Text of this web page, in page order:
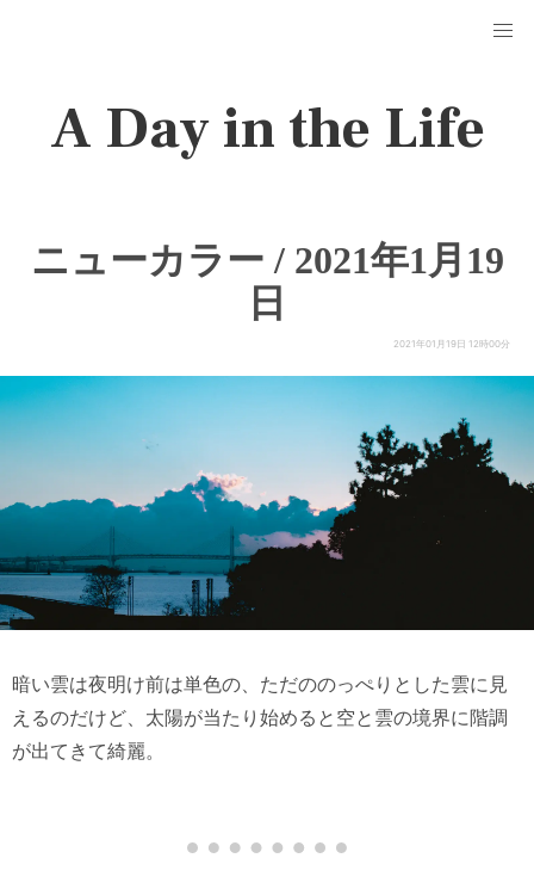
A Day in the Life
ニューカラー / 2021年1月19
日
2021年01月19日 12時00分
暗い雲は夜明け前は単色の、ただののっぺりとした雲に見
えるのだけど、太陽が当たり始めると空と雲の境界に階調
が出てきて綺麗。